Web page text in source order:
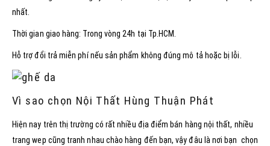
nhất.
Thời gian giao hàng: Trong vòng 24h tại Tp.HCM.
Hỗ trợ đổi trả miễn phí nếu sản phẩm không đúng mô tả hoặc bị lỗi.
Vì sao chọn Nội Thất Hùng Thuận Phát
Hiện nay trên thị trường có rất nhiều địa điểm bán hàng nội thất, nhiều
trang wep cũng tranh nhau chào hàng đến bạn, vậy đâu là nơi bạn chọn